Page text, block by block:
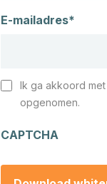
E-mailadres*
Instemming
Ik ga akkoord
opgenomen.
CAPTCHA